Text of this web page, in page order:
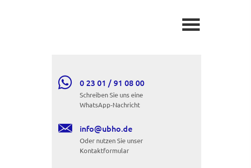
 0 23 01 / 91 08 00
Schreiben Sie uns eine
WhatsApp-Nachricht
 info@ubho.de
Oder nutzen Sie unser
Kontaktformular